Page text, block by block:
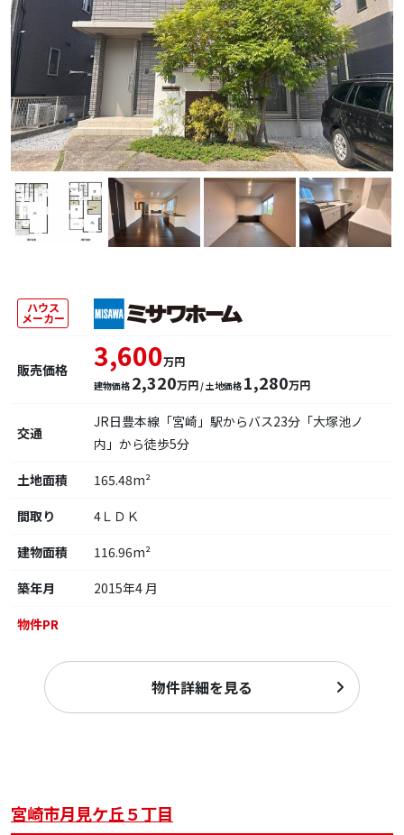
ハウス
メーカー
販売価格 3,600万円
建物価格 2,320万円/ 土地価格 1,280万円
交通
JR日豊本線「宮崎」駅からバス23分「大塚池ノ
内」から徒歩5分
土地面積
165.48m²
間取り
4ＬＤＫ
建物面積
116.96m²
築年月
2015年4 月
物件PR
物件詳細を見る
宮崎市月見ケ丘５丁目